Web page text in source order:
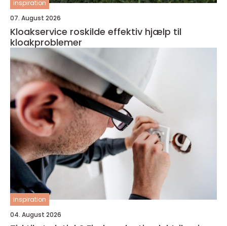
inspiration
07. August 2026
Kloakservice roskilde effektiv hjælp til
kloakproblemer
inspiration
04. August 2026